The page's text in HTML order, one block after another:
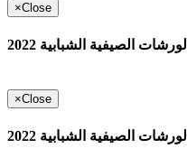
×Close
الورشات الصيفية الشبابية 2022
×Close
الورشات الصيفية الشبابية 2022